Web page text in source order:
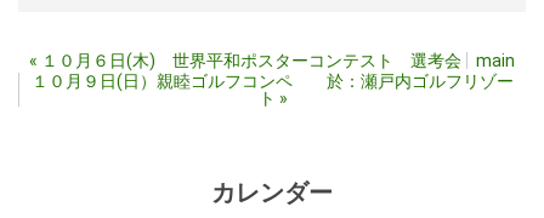
« １０月６日(木) 世界平和ポスターコンテスト 選考会
main
１０月９日(日）親睦ゴルフコンペ 於：瀬戸内ゴルフリゾー
ト »
カレンダー